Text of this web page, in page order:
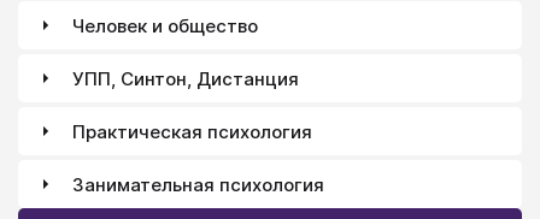
Человек и общество
УПП, Синтон, Дистанция
Практическая психология
Занимательная психология